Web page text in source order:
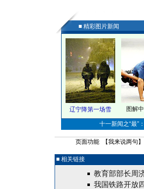
■ 精彩图片新闻
辽宁降第一场雪 图解
十一新闻之“最”
页面功能 【我来说两句
■ 相关链接
教育部部长周
我国铁路开放